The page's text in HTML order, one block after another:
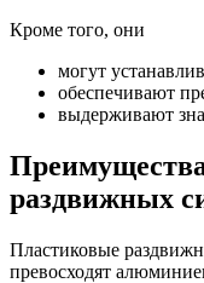
Кроме того, они
могут
обеспечивают
выдерживают
раздвижных
Пластиковые
превосходят